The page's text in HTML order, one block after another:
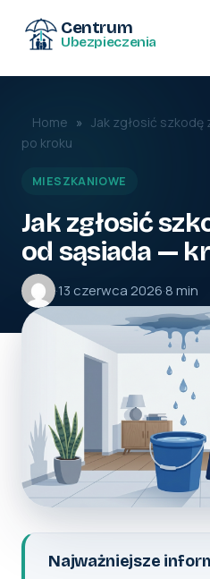
Centrum
Ubezpieczenia
Home » Jak zgłosić
po kroku
MIESZKANIOWE
Jak zgłosić
od sąsiada —
·13 czerwca 2026·8 min
Najważniejsze